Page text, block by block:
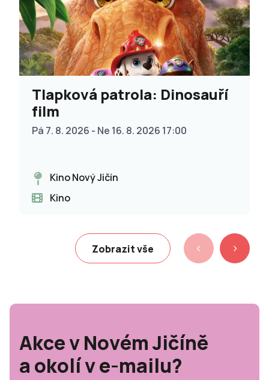
Tlapková patrola: Dinosauří
film
Pá 7. 8. 2026 - Ne 16. 8. 2026 17:00
Kino Nový Jičín
Kino
Zobrazit vše
Akce v Novém Jičíně
a okolí v e-mailu?